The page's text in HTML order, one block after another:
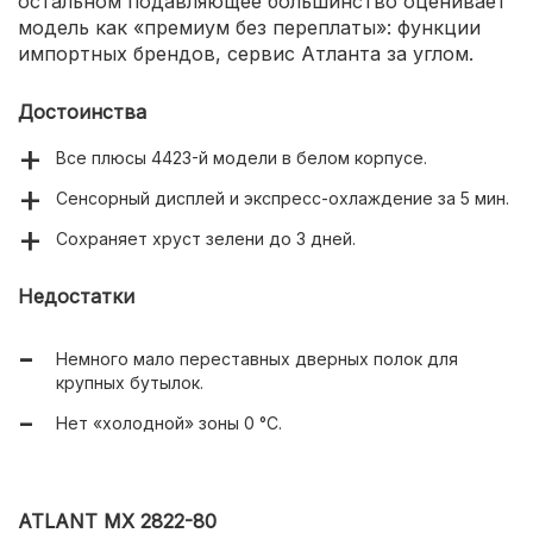
модель как «премиум без переплаты»: функции
импортных брендов, сервис Атланта за углом.
Достоинства
Все плюсы 4423-й модели в белом корпусе.
Сенсорный дисплей и экспресс-охлаждение за 5 мин.
Сохраняет хруст зелени до 3 дней.
Недостатки
Немного мало переставных дверных полок для
крупных бутылок.
Нет «холодной» зоны 0 °C.
ATLANT МХ 2822-80